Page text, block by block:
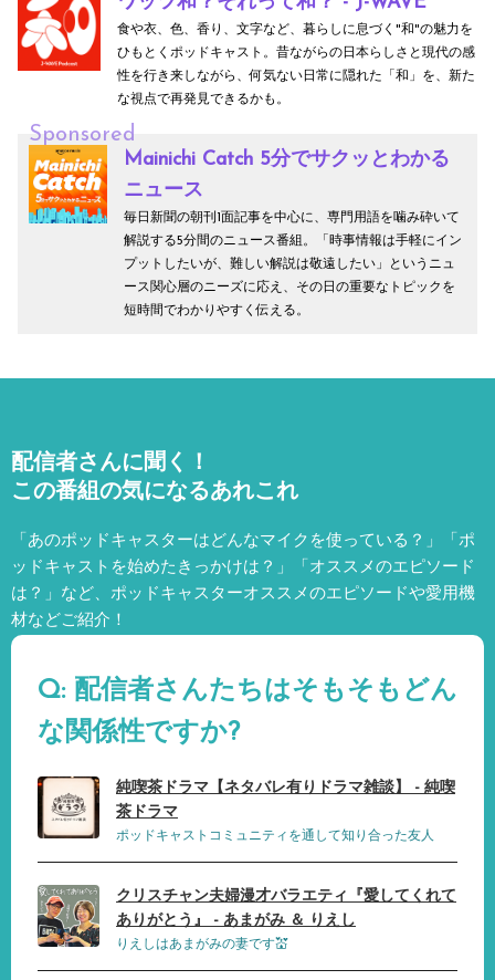
食や衣、色、香り、文字など、暮らしに息づく"和"の魅力を
ひもとくポッドキャスト。昔ながらの日本らしさと現代の感
性を行き来しながら、何気ない日常に隠れた「和」を、新た
な視点で再発見できるかも。
Sponsored
Mainichi Catch 5分でサクッとわかる
ニュース
毎日新聞の朝刊1面記事を中心に、専門用語を噛み砕いて
解説する5分間のニュース番組。「時事情報は手軽にイン
プットしたいが、難しい解説は敬遠したい」というニュ
ース関心層のニーズに応え、その日の重要なトピックを
短時間でわかりやすく伝える。
配信者さんに聞く！
この番組の気になるあれこれ
「あのポッドキャスターはどんなマイクを使っている？」「ポ
ッドキャストを始めたきっかけは？」「オススメのエピソード
は？」など、 ポッドキャスターオススメのエピソードや愛用機
材などご紹介！
Q: 配信者さんたちはそもそもどん
な関係性ですか?
純喫茶ドラマ【ネタバレ有りドラマ雑談】 - 純喫
茶ドラマ
ポッドキャストコミュニティを通して知り合った友人
クリスチャン夫婦漫才バラエティ『愛してくれて
ありがとう』 - あまがみ ＆ りえし
りえしはあまがみの妻です💒